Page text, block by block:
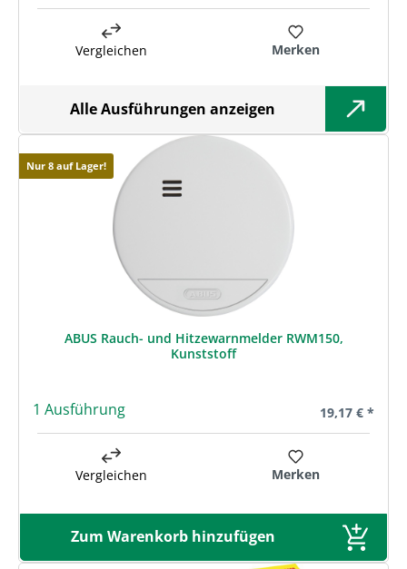
Vergleichen Merken
Alle Ausführungen anzeigen
Nur 8 auf Lager!
ABUS Rauch- und Hitzewarnmelder RWM150,
Kunststoff
1 Ausführung Regulärer
19,17 € *
Vergleichen Merken
Zum Warenkorb hinzufügen